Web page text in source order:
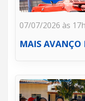
07/07/2026 às
MAIS AVANÇO